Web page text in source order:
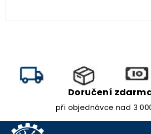
Doručení
při objednávce nad 3